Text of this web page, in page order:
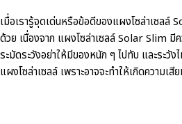
เมื่อเรารู้จุดเด่นหรือข้อดีของแผงโซล่าเซลล์
ด้วย เนื่องจาก แผงโซล่าเซลล์ Solar Slim มี
ระมัดระวังอย่าให้มีของหนัก ๆ ไปทับ และระวัง
แผงโซล่าเซลล์ เพราะอาจจะทำให้เกิดความเสี